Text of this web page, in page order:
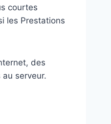
courtes
les Prestations
des
serveur.